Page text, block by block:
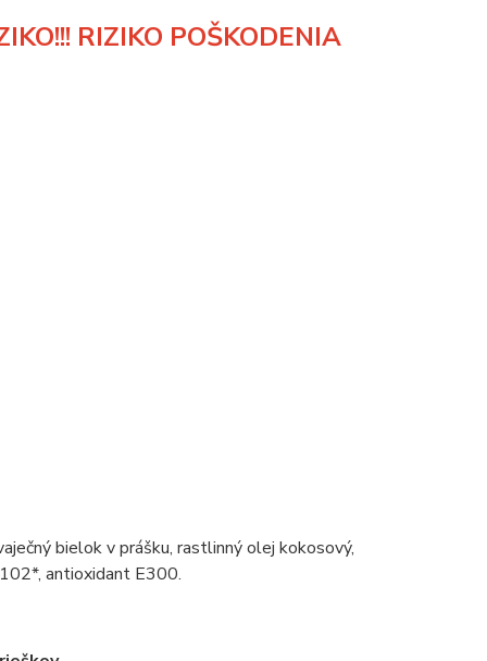
RIZIKO POŠKODENIA
bielok v prášku, rastlinný olej kokosový,
antioxidant E300.